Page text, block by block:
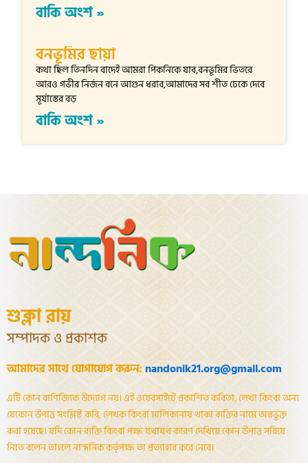
বাকি অংশ »
বনভূমির ছায়া
কথা ছিল তিনদিন বাদেই আমরা পিকনিকে যাব,বনভূমির ভিতরে
আরও গভীর নির্জন বনে আগুন ধরাব,আমাদের সব শীত ঢেকে দেবে
সূর্যাস্তের বড়
বাকি অংশ »
শুক্লা রায়
সম্পাদক ও প্রকাশক
আমাদের সাথে যোগাযোগ করুন: nandonik21.org@gmail.com
এটি কোন বাণিজ্যিক উদ্যোগ নয়। এই ওয়েবসাইটে প্রকাশিত কবিতা, লেখা কিংবা অন্য
যেকোন উপাত্ত সংশ্লিষ্ট কবি, লেখক কিংবা মালিকানায় থাকা ব্যক্তির নামে অন্তর্ভূক্ত
করা হয়েছে। যদি কোন ব্যক্তি কিংবা পক্ষ যথাযথ কারণ দেখিয়ে কোন উপাত্ত সরিয়ে
নিতে বলেন তাহলে নান্দনিক কর্তৃপক্ষ তা প্রত্যাহার করে নেবে।